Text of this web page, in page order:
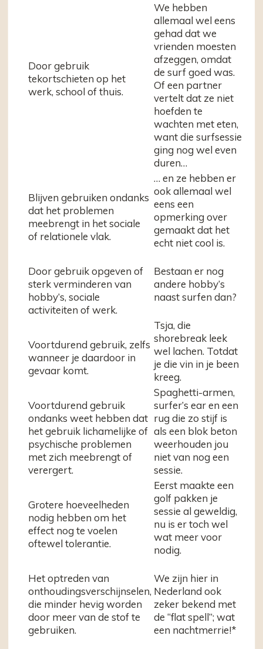
Door gebruik
tekortschieten op het
werk, school of thuis.
We hebben
allemaal wel eens
gehad dat we
vrienden moesten
afzeggen, omdat
de surf goed was.
Of een partner
vertelt dat ze niet
hoefden te
wachten met eten,
want die surfsessie
ging nog wel even
duren…
Blijven gebruiken ondanks
dat het problemen
meebrengt in het sociale
of relationele vlak.
… en ze hebben er
ook allemaal wel
eens een
opmerking over
gemaakt dat het
echt niet cool is.
Door gebruik opgeven of
sterk verminderen van
hobby’s, sociale
activiteiten of werk.
Bestaan er nog
andere hobby’s
naast surfen dan?
Voortdurend gebruik, zelfs
wanneer je daardoor in
gevaar komt.
Tsja, die
shorebreak leek
wel lachen. Totdat
je die vin in je been
kreeg.
Voortdurend gebruik
ondanks weet hebben dat
het gebruik lichamelijke of
psychische problemen
met zich meebrengt of
verergert.
Spaghetti-armen,
surfer’s ear en een
rug die zo stijf is
als een blok beton
weerhouden jou
niet van nog een
sessie.
Grotere hoeveelheden
nodig hebben om het
effect nog te voelen
oftewel tolerantie.
Eerst maakte een
golf pakken je
sessie al geweldig,
nu is er toch wel
wat meer voor
nodig.
Het optreden van
onthoudingsverschijnselen,
die minder hevig worden
door meer van de stof te
gebruiken.
We zijn hier in
Nederland ook
zeker bekend met
de “flat spell”; wat
een nachtmerrie!*